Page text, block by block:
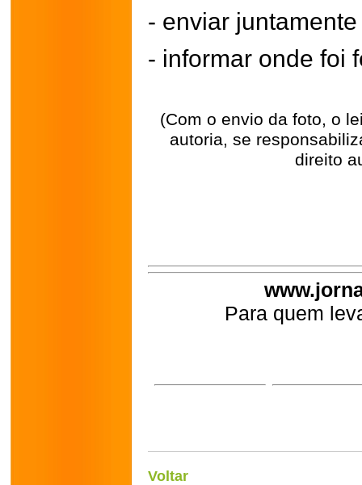
- enviar
- informar onde foi
(Com o envio da foto, o
autoria, se
direito
Para quem
Voltar